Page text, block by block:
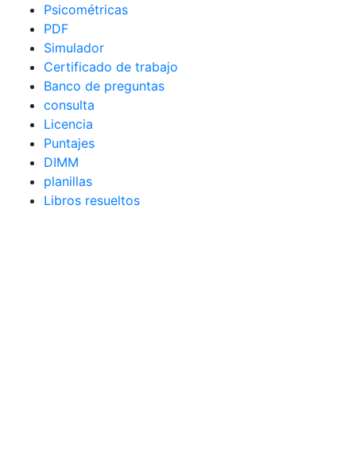
Psicométricas
PDF
Simulador
Certificado de trabajo
Banco de preguntas
consulta
Licencia
Puntajes
DIMM
planillas
Libros resueltos